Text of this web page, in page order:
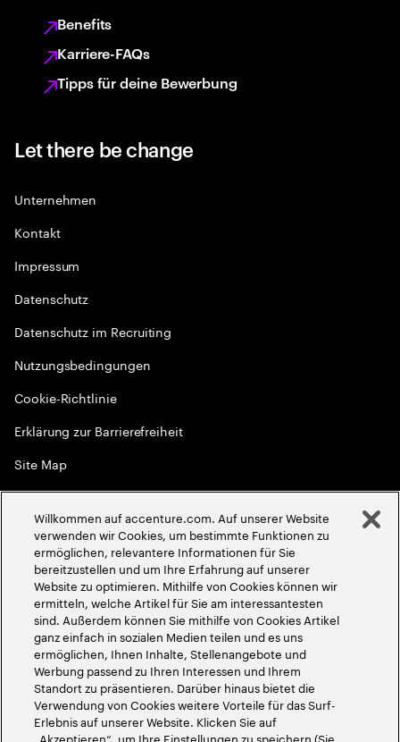
Benefits
Karriere-FAQs
Tipps für deine Bewerbung
Let there be change
Unternehmen
Kontakt
Impressum
Datenschutz
Datenschutz im Recruiting
Nutzungsbedingungen
Cookie-Richtlinie
Erklärung zur Barrierefreiheit
Site Map
Globale Meritokratie
2026Accenture. Alle Rechte vorbehalten
Willkommen auf accenture.com. Auf unserer Website
verwenden wir Cookies, um bestimmte Funktionen zu
ermöglichen, relevantere Informationen für Sie
bereitzustellen und um Ihre Erfahrung auf unserer
Website zu optimieren. Mithilfe von Cookies können wir
ermitteln, welche Artikel für Sie am interessantesten
sind. Außerdem können Sie mithilfe von Cookies Artikel
ganz einfach in sozialen Medien teilen und es uns
ermöglichen, Ihnen Inhalte, Stellenangebote und
Werbung passend zu Ihren Interessen und Ihrem
Standort zu präsentieren. Darüber hinaus bietet die
Verwendung von Cookies weitere Vorteile für das Surf-
Erlebnis auf unserer Website. Klicken Sie auf
„Akzeptieren“, um Ihre Einstellungen zu speichern (Sie